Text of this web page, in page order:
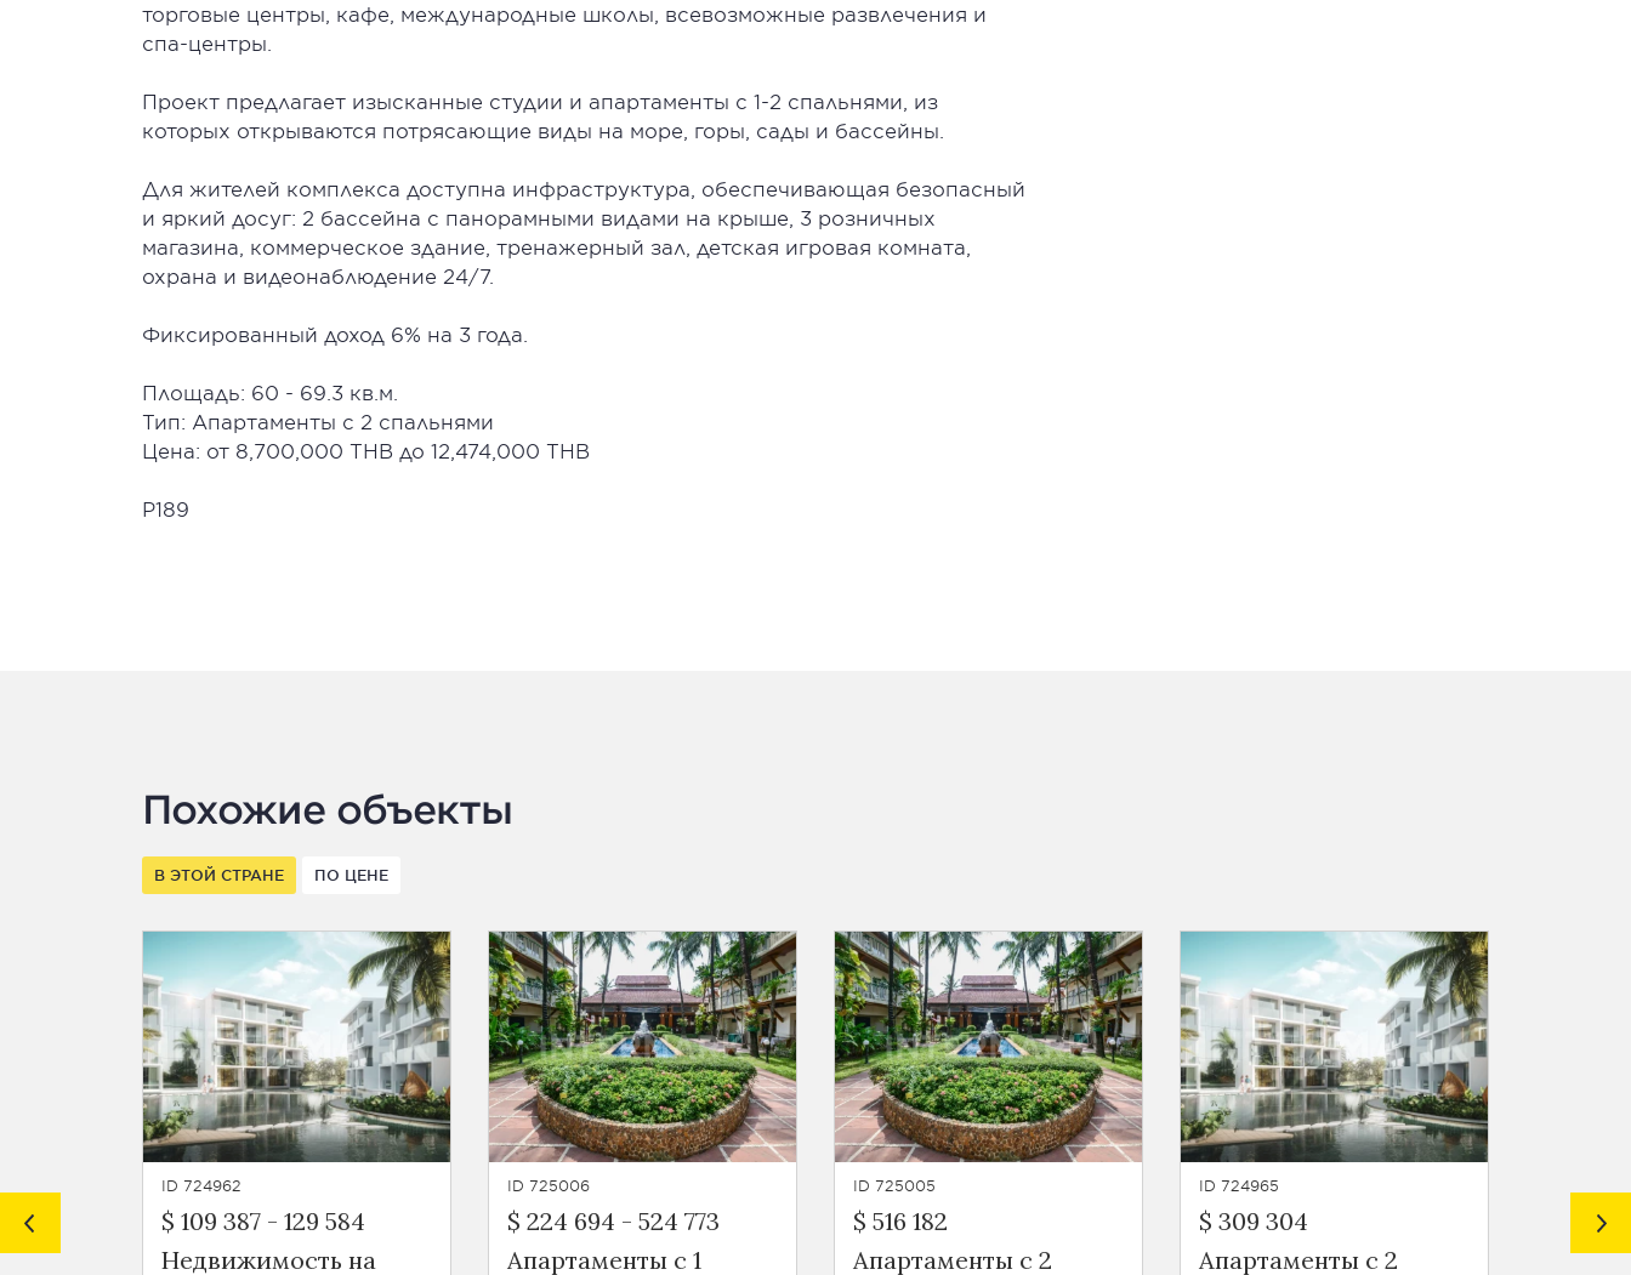
торговые центры, кафе, международные школы, всевозможные развлечения и
спа-центры.
Проект предлагает изысканные студии и апартаменты с 1-2 спальнями, из
которых открываются потрясающие виды на море, горы, сады и бассейны.
Для жителей комплекса доступна инфраструктура, обеспечивающая безопасный
и яркий досуг: 2 бассейна с панорамными видами на крыше, 3 розничных
магазина, коммерческое здание, тренажерный зал, детская игровая комната,
охрана и видеонаблюдение 24/7.
Фиксированный доход 6% на 3 года.
Площадь: 60 - 69.3 кв.м.
Тип: Апартаменты с 2 спальнями
Цена: от 8,700,000 THB до 12,474,000 THB
P189
Похожие объекты
В ЭТОЙ СТРАНЕ ПО ЦЕНЕ
ID 724962
$ 109 387 - 129 584
Недвижимость на
ID 725006
$ 224 694 - 524 773
Апартаменты с 1
ID 725005
$ 516 182
Апартаменты с 2
ID 724965
$ 309 304
Апартаменты с 2
$ 140